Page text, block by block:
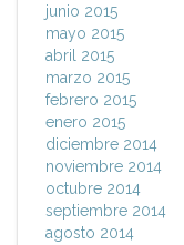
junio 2015
mayo 2015
abril 2015
marzo 2015
febrero 2015
enero 2015
diciembre 2014
noviembre 2014
octubre 2014
septiembre 2014
agosto 2014